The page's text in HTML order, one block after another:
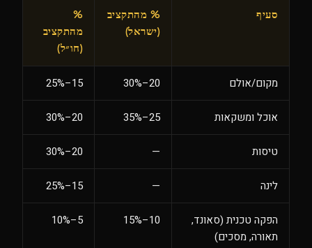
סעיף
% מהתקציב
(ישראל)
%
מהתקציב
(חו״ל)
מקום/אולם 20–30%
15–25%
אוכל ומשקאות 25–35%
20–30%
טיסות —
20–30%
לינה —
15–25%
הפקה טכנית (סאונד,
תאורה, מסכים)
10–15%
5–10%